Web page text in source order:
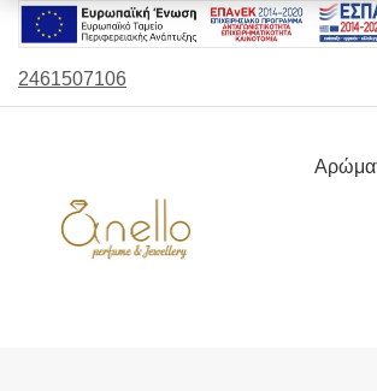
2461507106